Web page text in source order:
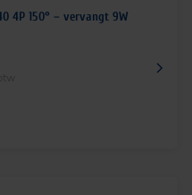
4P 150° – vervangt 9W